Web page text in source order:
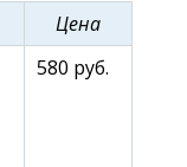
Цена
580 руб.